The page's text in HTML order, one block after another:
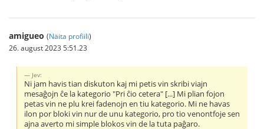
amigueo (Näita profiili)
26. august 2023 5:51.23
Jev:
Ni jam havis tian diskuton kaj mi petis vin skribi viajn
mesaĝojn ĉe la kategorio "Pri ĉio cetera" [...] Mi plian fojon
petas vin ne plu krei fadenojn en tiu kategorio. Mi ne havas
ilon por bloki vin nur de unu kategorio, pro tio venontfoje sen
ajna averto mi simple blokos vin de la tuta paĝaro.